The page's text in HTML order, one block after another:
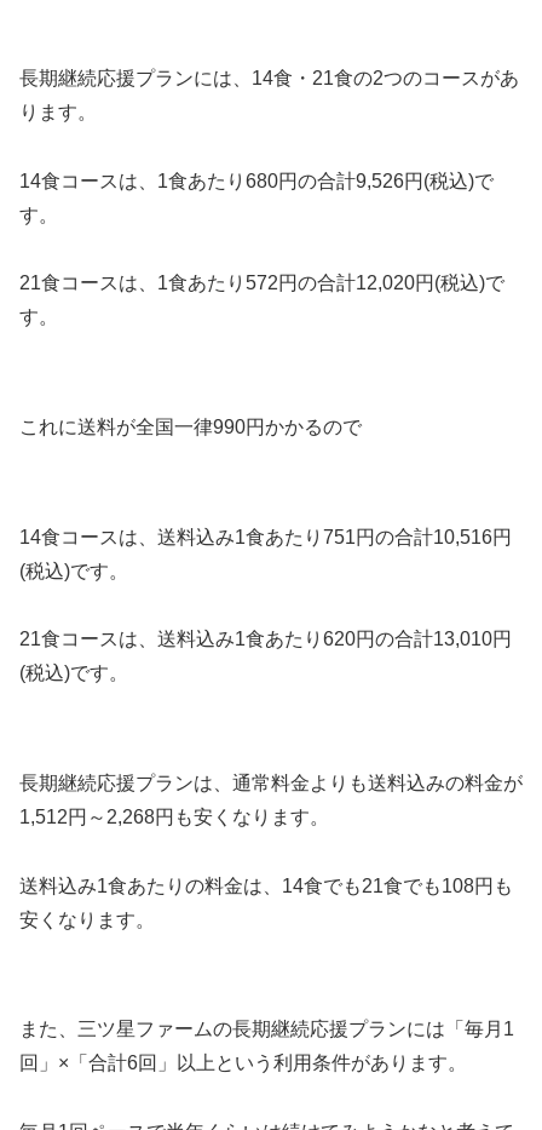
長期継続応援プランには、14食・21食の2つのコースがあ
ります。
14食コースは、1食あたり680円の合計9,526円(税込)で
す。
21食コースは、1食あたり572円の合計12,020円(税込)で
す。
これに送料が全国一律990円かかるので
14食コースは、送料込み1食あたり751円の合計10,516円
(税込)です。
21食コースは、送料込み1食あたり620円の合計13,010円
(税込)です。
長期継続応援プランは、通常料金よりも送料込みの料金が
1,512円～2,268円も安くなります。
送料込み1食あたりの料金は、14食でも21食でも108円も
安くなります。
また、三ツ星ファームの長期継続応援プランには「毎月1
回」×「合計6回」以上という利用条件があります。